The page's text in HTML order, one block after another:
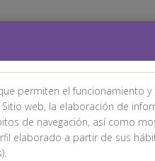
permiten el funcionamiento y
web, la elaboración de
de navegación, así como
elaborado a partir de sus
ALOJAMIENTO